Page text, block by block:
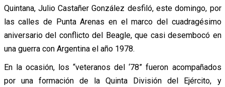
Quintana, Julio Castañer González desfiló, este domingo, por
las calles de Punta Arenas en el marco del cuadragésimo
aniversario del conflicto del Beagle, que casi desembocó en
una guerra con Argentina el año 1978.
En la ocasión, los “veteranos del ‘78” fueron acompañados
por una formación de la Quinta División del Ejército, y